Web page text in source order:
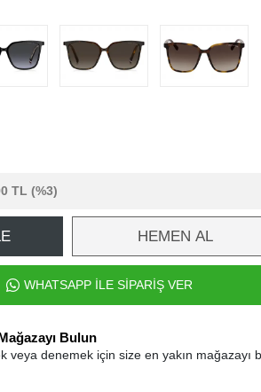
TL (%3)
HEMEN AL
WHATSAPP İLE SİPARİŞ VER
Bulun
veya denemek için size en yakın mağazayı